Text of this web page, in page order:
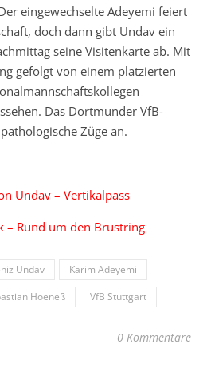
eingewechselte Adeyemi feiert
doch dann gibt Undav ein
seine Visitenkarte ab. Mit
gefolgt von einem platzierten
Das Dortmunder VfB-
Züge an.
Undav – Vertikalpass
– Rund um den Brustring
Undav
Karim Adeyemi
Hoeneß VfB Stuttgart
0 Kommentare